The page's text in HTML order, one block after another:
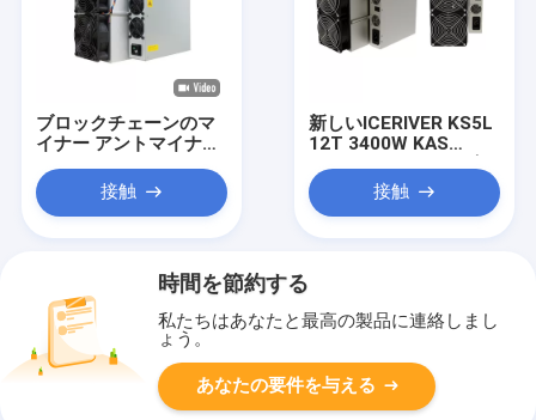
ブロックチェーンのマ
イナー アントマイナー
KS5 Pro 21Th/S
3150W 150J/T
KHeavyHash アルゴリ
ナー 鉱山用 カスパ ア
接触
新しいICERIVER KS5L
12T 3400W KAS
KHeavyHash アルゴリ
ズム カスパ KDA
接触
時間を節約する
私たちはあなたと最高の製品に連絡しまし
ょう。
あなたの要件を与える